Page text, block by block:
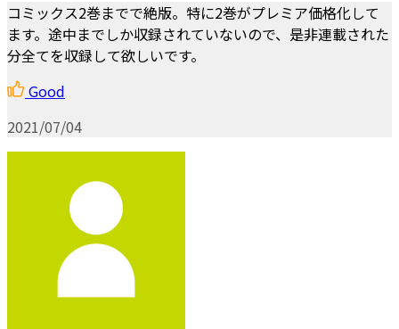
コミックス2巻までで絶版。特に2巻がプレミア価格化して
ます。途中までしか収録されていないので、是非連載された
分全てを収録して欲しいです。
Good
2021/07/04